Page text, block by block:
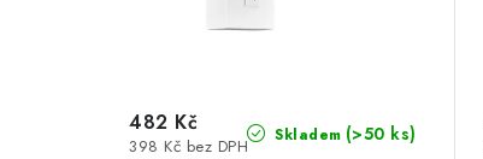
Skladem (>50 ks)
398 Kč bez DPH
482 Kč